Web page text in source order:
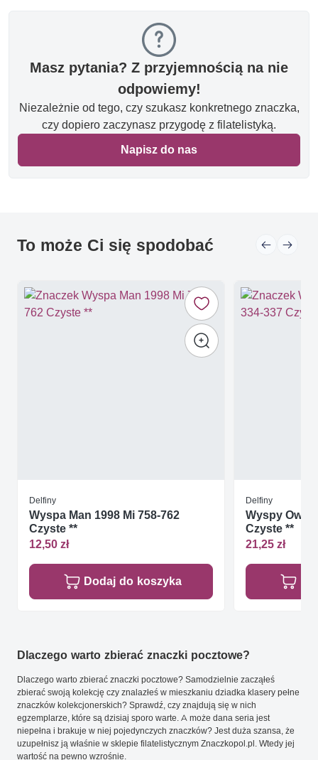
Masz pytania? Z przyjemnością na nie
odpowiemy!
Niezależnie od tego, czy szukasz konkretnego znaczka,
czy dopiero zaczynasz przygodę z filatelistyką.
Napisz do nas
To może Ci się spodobać
Delfiny
Wyspa Man 1998 Mi 758-762
Czyste **
12,50 zł
Dodaj do koszyka
Delfiny
Wyspy
Czyste **
21,25 zł
Dlaczego warto zbierać znaczki pocztowe?
Dlaczego warto zbierać znaczki pocztowe? Samodzielnie zacząłeś
zbierać swoją kolekcję czy znalazłeś w mieszkaniu dziadka klasery pełne
znaczków kolekcjonerskich? Sprawdź, czy znajdują się w nich
egzemplarze, które są dzisiaj sporo warte. A może dana seria jest
niepełna i brakuje w niej pojedynczych znaczków? Jest duża szansa, że
uzupełnisz ją właśnie w sklepie filatelistycznym Znaczkopol.pl. Wtedy jej
wartość na pewno wzrośnie.